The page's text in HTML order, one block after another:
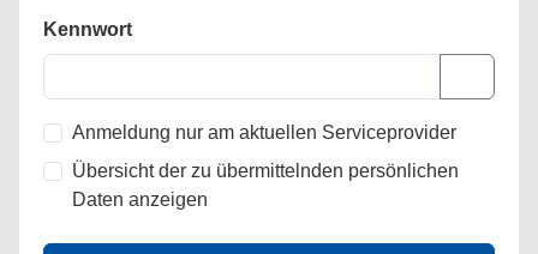
Kennwort
Anmeldung nur am aktuellen Serviceprovider
Übersicht der zu übermittelnden persönlichen
Daten anzeigen